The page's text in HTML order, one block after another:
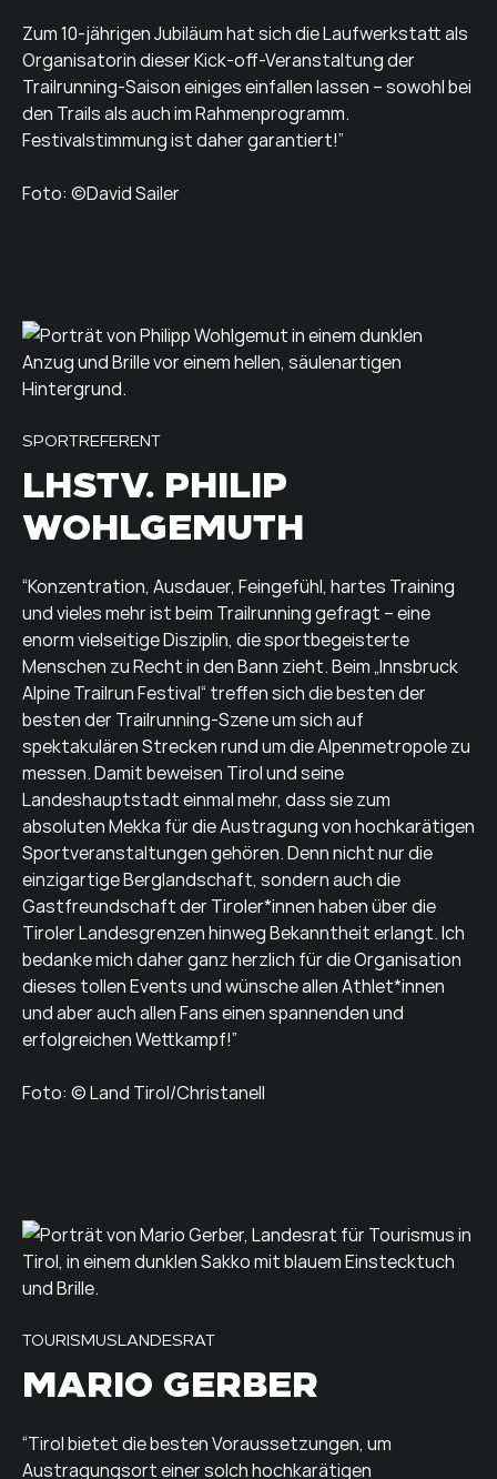
Zum 10-jährigen Jubiläum hat sich die Laufwerkstatt als
Organisatorin dieser Kick-off-Veranstaltung der
Trailrunning-Saison einiges einfallen lassen – sowohl bei
den Trails als auch im Rahmenprogramm.
Festivalstimmung ist daher garantiert!”
Foto: ©David Sailer
SPORTREFERENT
LHSTV. PHILIP
WOHLGEMUTH
“Konzentration, Ausdauer, Feingefühl, hartes Training
und vieles mehr ist beim Trailrunning gefragt – eine
enorm vielseitige Disziplin, die sportbegeisterte
Menschen zu Recht in den Bann zieht. Beim „Innsbruck
Alpine Trailrun Festival“ treffen sich die besten der
besten der Trailrunning-Szene um sich auf
spektakulären Strecken rund um die Alpenmetropole zu
messen. Damit beweisen Tirol und seine
Landeshauptstadt einmal mehr, dass sie zum
absoluten Mekka für die Austragung von hochkarätigen
Sportveranstaltungen gehören. Denn nicht nur die
einzigartige Berglandschaft, sondern auch die
Gastfreundschaft der Tiroler*innen haben über die
Tiroler Landesgrenzen hinweg Bekanntheit erlangt. Ich
bedanke mich daher ganz herzlich für die Organisation
dieses tollen Events und wünsche allen Athlet*innen
und aber auch allen Fans einen spannenden und
erfolgreichen Wettkampf!”
Foto: © Land Tirol/Christanell
TOURISMUSLANDESRAT
MARIO GERBER
“Tirol bietet die besten Voraussetzungen, um
Austragungsort einer solch hochkarätigen